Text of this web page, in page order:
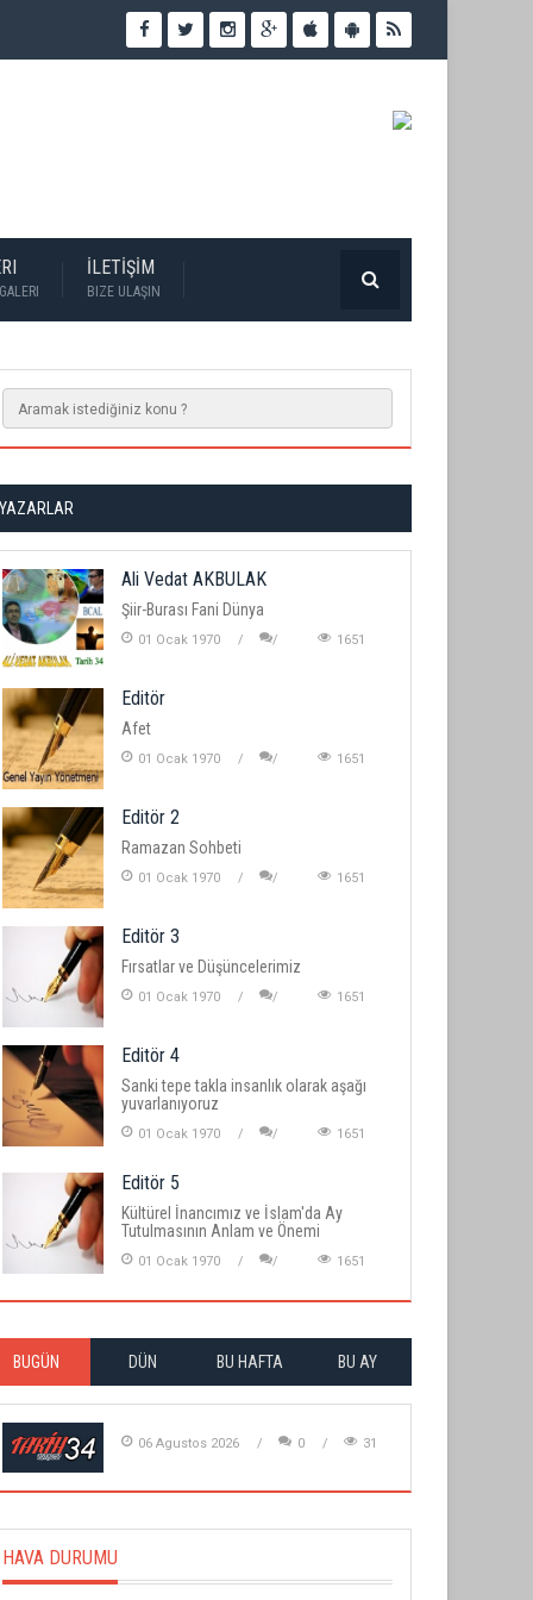
İLETİŞİM
BIZE ULAŞIN
YAZARLAR
Ali Vedat AKBULAK
Şiir-Burası Fani Dünya
01 Ocak 1970 1651
Editör
Afet
01 Ocak 1970 1651
Editör 2
Ramazan Sohbeti
01 Ocak 1970 1651
Editör 3
Fırsatlar ve Düşüncelerimiz
01 Ocak 1970 1651
Editör 4
Sanki tepe takla insanlık olarak aşağı
yuvarlanıyoruz
01 Ocak 1970 1651
Editör 5
Kültürel İnancımız ve İslam'da Ay
Tutulmasının Anlam ve Önemi
01 Ocak 1970 1651
BUGÜN DÜN BU HAFTA BU AY
06 Agustos 2026 0 31
HAVA DURUMU